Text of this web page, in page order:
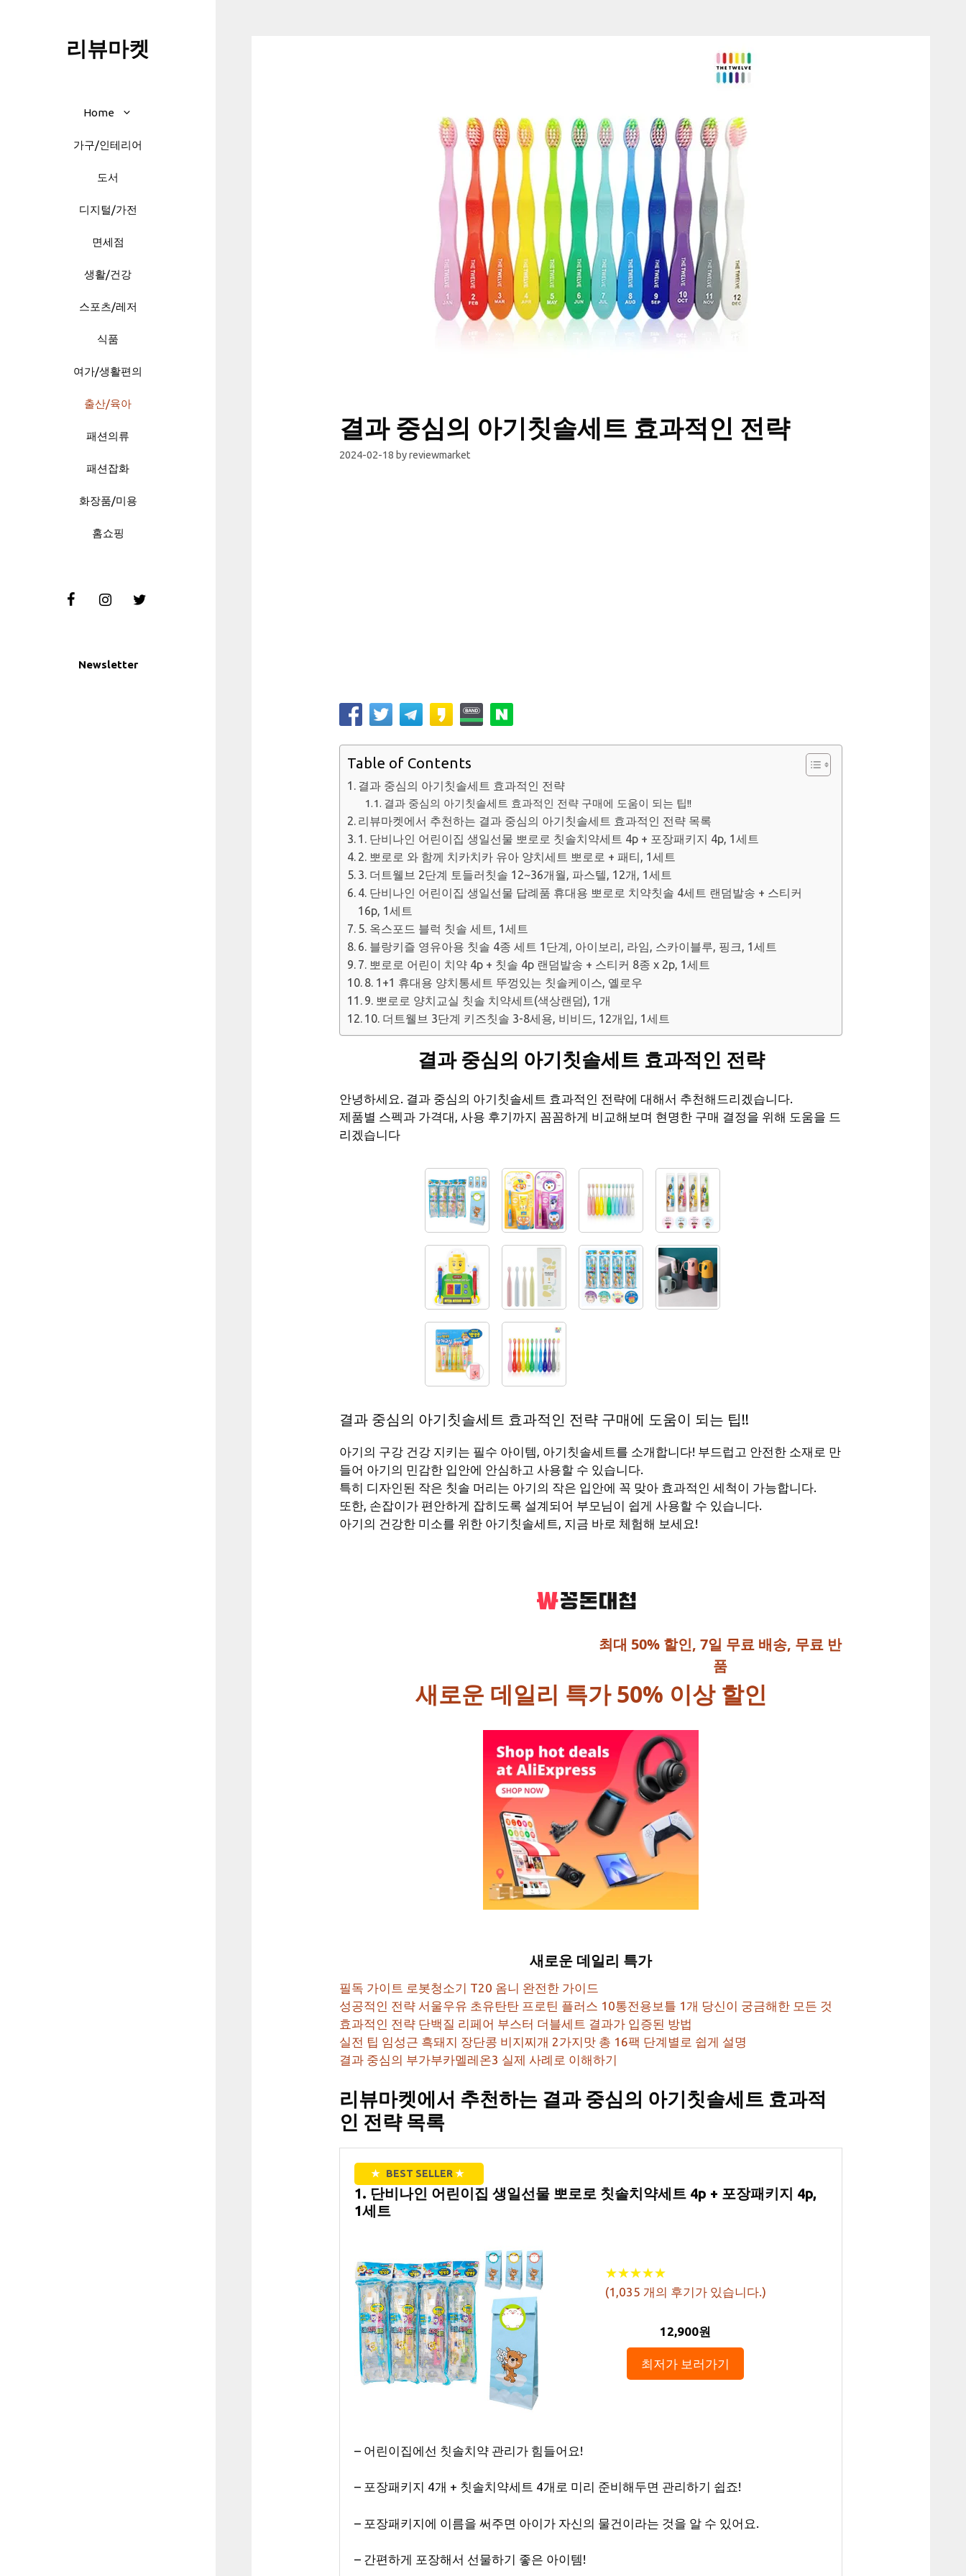
리뷰마켓
Home
가구/인테리어
도서
디지털/가전
면세점
생활/건강
스포츠/레저
식품
여가/생활편의
출산/육아
패션의류
패션잡화
화장품/미용
홈쇼핑
Newsletter
결과 중심의 아기칫솔세트 효과적인 전략
2024-02-18 byreviewmarket
Table of Contents
결과 중심의 아기칫솔세트 효과적인 전략
결과 중심의 아기칫솔세트 효과적인 전략 구매에 도움이 되는 팁!!
리뷰마켓에서 추천하는 결과 중심의 아기칫솔세트 효과적인 전략 목록
1. 단비나인 어린이집 생일선물 뽀로로 칫솔치약세트 4p + 포장패키지 4p, 1세트
2. 뽀로로 와 함께 치카치카 유아 양치세트 뽀로로 + 패티, 1세트
3. 더트웰브 2단계 토들러칫솔 12~36개월, 파스텔, 12개, 1세트
4. 단비나인 어린이집 생일선물 답례품 휴대용 뽀로로 치약칫솔 4세트 랜덤발송 + 스티커
16p, 1세트
5. 옥스포드 블럭 칫솔 세트, 1세트
6. 블랑키즐 영유아용 칫솔 4종 세트 1단계, 아이보리, 라임, 스카이블루, 핑크, 1세트
7. 뽀로로 어린이 치약 4p + 칫솔 4p 랜덤발송 + 스티커 8종 x 2p, 1세트
8. 1+1 휴대용 양치통세트 뚜껑있는 칫솔케이스, 옐로우
9. 뽀로로 양치교실 칫솔 치약세트(색상랜덤), 1개
10. 더트웰브 3단계 키즈칫솔 3-8세용, 비비드, 12개입, 1세트
결과 중심의 아기칫솔세트 효과적인 전략
안녕하세요. 결과 중심의 아기칫솔세트 효과적인 전략에 대해서 추천해드리겠습니다.
제품별 스펙과 가격대, 사용 후기까지 꼼꼼하게 비교해보며 현명한 구매 결정을 위해 도움을 드
리겠습니다
결과 중심의 아기칫솔세트 효과적인 전략 구매에 도움이 되는 팁!!
아기의 구강 건강 지키는 필수 아이템, 아기칫솔세트를 소개합니다! 부드럽고 안전한 소재로 만
들어 아기의 민감한 입안에 안심하고 사용할 수 있습니다.
특히 디자인된 작은 칫솔 머리는 아기의 작은 입안에 꼭 맞아 효과적인 세척이 가능합니다.
또한, 손잡이가 편안하게 잡히도록 설계되어 부모님이 쉽게 사용할 수 있습니다.
아기의 건강한 미소를 위한 아기칫솔세트, 지금 바로 체험해 보세요!
최대 50% 할인, 7일 무료 배송, 무료 반
품
새로운 데일리 특가 50% 이상 할인
새로운 데일리 특가
필독 가이트 로봇청소기 T20 옴니 완전한 가이드
성공적인 전략 서울우유 초유탄탄 프로틴 플러스 10통전용보틀 1개 당신이 궁금해한 모든 것
효과적인 전략 단백질 리페어 부스터 더블세트 결과가 입증된 방법
실전 팁 임성근 흑돼지 장단콩 비지찌개 2가지맛 총 16팩 단계별로 쉽게 설명
결과 중심의 부가부카멜레온3 실제 사례로 이해하기
리뷰마켓에서 추천하는 결과 중심의 아기칫솔세트 효과적
인 전략 목록
★ BEST SELLER ★
1. 단비나인 어린이집 생일선물 뽀로로 칫솔치약세트 4p + 포장패키지 4p,
1세트
★★★★★
★★★★★
(1,035 개의 후기가 있습니다.)
12,900원
최저가 보러가기
– 어린이집에선 칫솔치약 관리가 힘들어요!
– 포장패키지 4개 + 칫솔치약세트 4개로 미리 준비해두면 관리하기 쉽죠!
– 포장패키지에 이름을 써주면 아이가 자신의 물건이라는 것을 알 수 있어요.
– 간편하게 포장해서 선물하기 좋은 아이템!